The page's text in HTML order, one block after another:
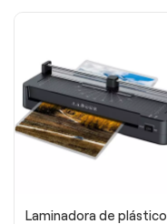
Laminadora de plástico